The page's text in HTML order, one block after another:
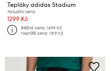
Tepláky adidas Stadium
Aktuální cena:
1299 Kč
Běžná cena:1699 Kč
Nejnižší cena:1319 Kč